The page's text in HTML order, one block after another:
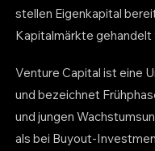
stellen Eigenkapital
Kapitalmärkte gehandelt
Venture Capital ist eine
und bezeichnet
und jungen
als bei Buyout-